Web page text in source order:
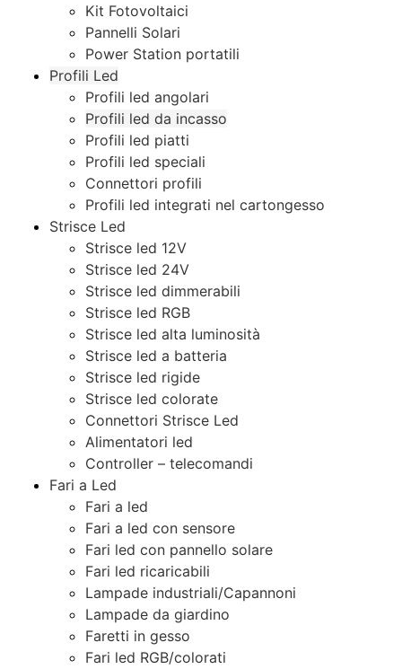
Kit Fotovoltaici
Pannelli Solari
Power Station portatili
Profili Led
Profili led angolari
Profili led da incasso
Profili led piatti
Profili led speciali
Connettori profili
Profili led integrati nel cartongesso
Strisce Led
Strisce led 12V
Strisce led 24V
Strisce led dimmerabili
Strisce led RGB
Strisce led alta luminosità
Strisce led a batteria
Strisce led rigide
Strisce led colorate
Connettori Strisce Led
Alimentatori led
Controller – telecomandi
Fari a Led
Fari a led
Fari a led con sensore
Fari led con pannello solare
Fari led ricaricabili
Lampade industriali/Capannoni
Lampade da giardino
Faretti in gesso
Fari led RGB/colorati